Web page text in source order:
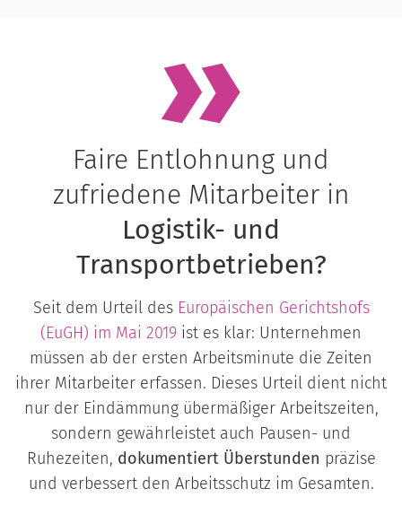
Faire Entlohnung und
zufriedene Mitarbeiter in
Logistik- und
Transportbetrieben?
Seit dem Urteil des Europäischen Gerichtshofs
(EuGH) im Mai 2019 ist es klar: Unternehmen
müssen ab der ersten Arbeitsminute die Zeiten
ihrer Mitarbeiter erfassen. Dieses Urteil dient nicht
nur der Eindämmung übermäßiger Arbeitszeiten,
sondern gewährleistet auch Pausen- und
Ruhezeiten, dokumentiert Überstunden präzise
und verbessert den Arbeitsschutz im Gesamten.